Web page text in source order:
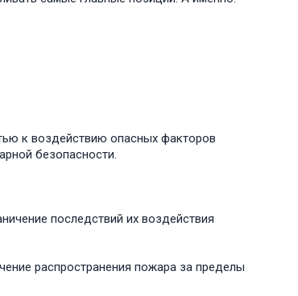
к воздействию опасных факторов
безопасности.
последствий их воздействия
распространения пожара за пределы